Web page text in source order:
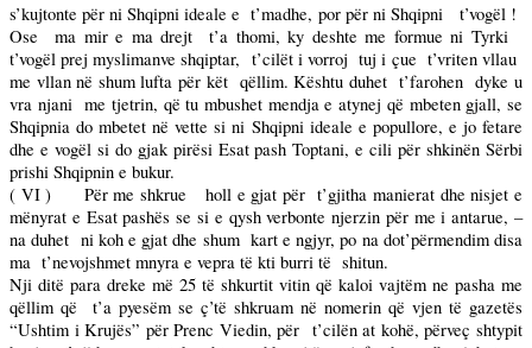
s’kujtonte për ni Shqipni ideale e t’madhe, por për ni Shqipni
t’vogël !
Ose
ma mir e ma drejt
t’a thomi, ky deshte me formue ni Tyrki
t’vogël prej myslimanve shqiptar, t’cilët i vorroj tuj i çue t’vriten vllau
me vllan në shum lufta për kët qëllim. Kështu duhet t’farohen dyke u
vra njani me tjetrin, që tu mbushet mendja e atynej që mbeten gjall, se
Shqipnia do mbetet në vette si ni Shqipni ideale e popullore, e jo fetare
dhe e vogël si do gjak pirësi Esat pash Toptani, e cili për shkinën Sërbi
prishi Shqipnin e bukur.
( VI )
Për me shkrue holl e gjat për t’gjitha manierat dhe nisjet e
mënyrat e Esat pashës se si e qysh verbonte njerzin për me i antarue, –
na duhet ni koh e gjat dhe shum kart e ngjyr, po na dot’përmendim disa
ma t’nevojshmet mnyra e vepra të kti burri të shitun.
Nji ditë para dreke më 25 të shkurtit vitin që kaloi vajtëm ne pasha me
qëllim që
t’a pyesëm se ç’të shkruam në nomerin që vjen të gazetës
“Ushtim i Krujës” për Prenc Viedin, për t’cilën at kohë, përveç shtypit